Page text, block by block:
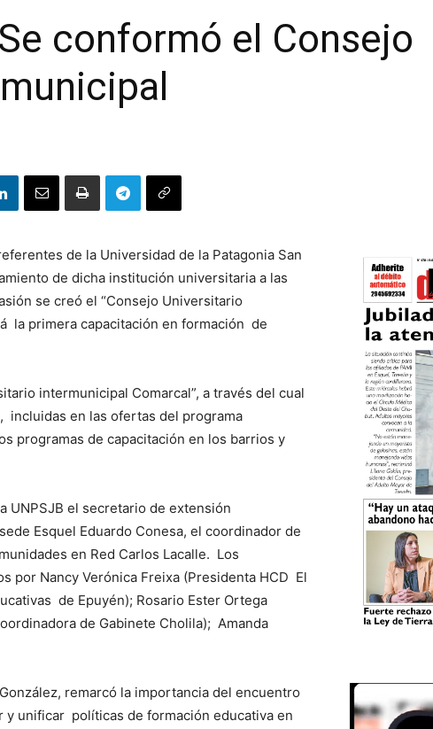
conformó el Consejo
de la Universidad de la Patagonia San
de dicha institución universitaria a las
se creó el “Consejo Universitario
la primera capacitación en formación de
intermunicipal Comarcal”, a través del cual
incluidas en las ofertas del programa
programas de capacitación en los barrios y
UNPSJB el secretario de extensión
Esquel Eduardo Conesa, el coordinador de
en Red Carlos Lacalle. Los
por Nancy Verónica Freixa (Presidenta HCD El
de Epuyén); Rosario Ester Ortega
de Gabinete Cholila); Amanda
remarcó la importancia del encuentro
y unificar políticas de formación educativa en